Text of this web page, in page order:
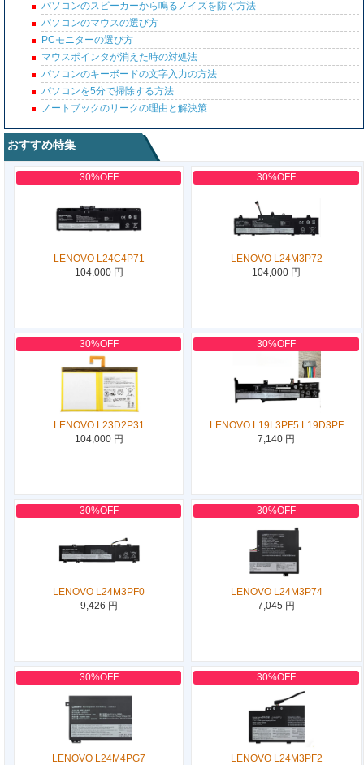
パソコンのスピーカーから鳴るノイズを防ぐ方法
パソコンのマウスの選び方
PCモニターの選び方
マウスポインタが消えた時の対処法
パソコンのキーボードの文字入力の方法
パソコンを5分で掃除する方法
ノートブックのリークの理由と解決策
おすすめ特集
30%OFF
LENOVO L24C4P71
104,000 円
30%OFF
LENOVO L24M3P72
104,000 円
30%OFF
LENOVO L23D2P31
104,000 円
30%OFF
LENOVO L19L3PF5 L19D3PF
7,140 円
30%OFF
LENOVO L24M3PF0
9,426 円
30%OFF
LENOVO L24M3P74
7,045 円
30%OFF
LENOVO L24M4PG7
30%OFF
LENOVO L24M3PF2